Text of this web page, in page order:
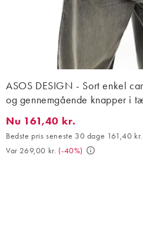
ASOS DESIGN - Sort enkel
og gennemgående knapper i
Nu 161,40 kr.. Bedste pris
Nu 161,40 kr.
Bedste pris seneste 30 dage 161,40 kr.
Var 269,00 kr. (-40%)